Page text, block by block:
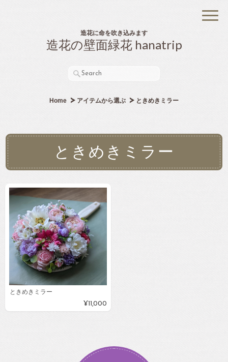
造花に命を吹き込みます
造花の壁面緑花 hanatrip
Home アイテムから選ぶ ときめきミラー
ときめきミラー
ときめきミラー
¥11,000